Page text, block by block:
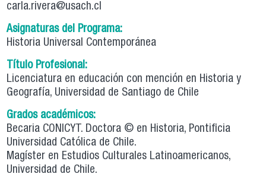
carla.rivera@usach.cl
Asignaturas del Programa:
Historia Universal Contemporánea
Título Profesional:
Licenciatura en educación con mención en Historia y
Geografía, Universidad de Santiago de Chile
Grados académicos:
Becaria CONICYT. Doctora © en Historia, Pontificia
Universidad Católica de Chile.
Magíster en Estudios Culturales Latinoamericanos,
Universidad de Chile.